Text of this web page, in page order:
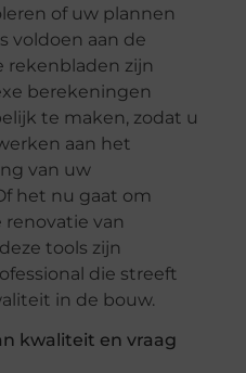
of uw plannen
voldoen aan de
rekenbladen zijn
berekeningen
te maken, zodat u
aan het
van uw
het nu gaat om
van
tools zijn
die streeft
in de bouw.
kwaliteit en vraag